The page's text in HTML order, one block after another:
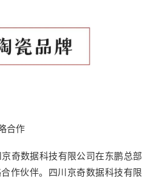
合作
奇数据科技有限公司在东鹏总部
作伙伴。四川京奇数据科技有限